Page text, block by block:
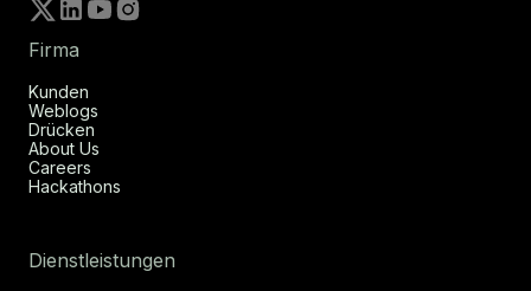
Firma
Kunden
Weblogs
Drücken
About Us
Careers
Hackathons
Dienstleistungen